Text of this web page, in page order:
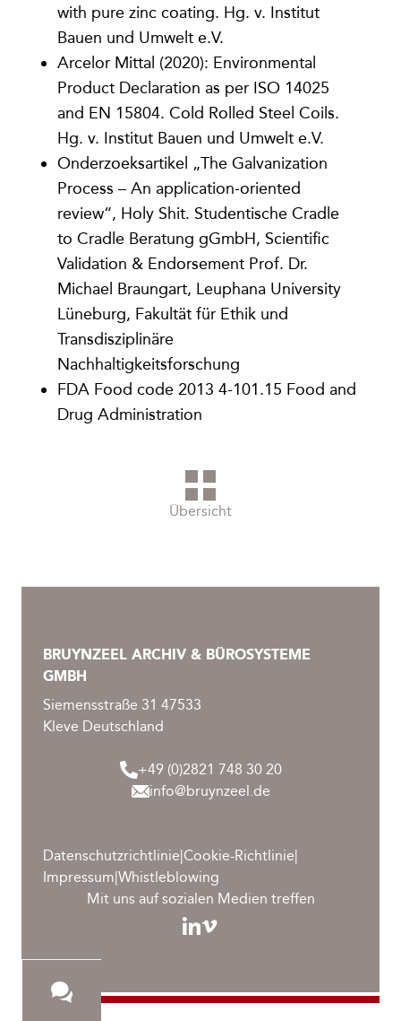
with pure zinc coating. Hg. v. Institut
Bauen und Umwelt e.V.
Arcelor Mittal (2020): Environmental
Product Declaration as per ISO 14025
and EN 15804. Cold Rolled Steel Coils.
Hg. v. Institut Bauen und Umwelt e.V.
Onderzoeksartikel „The Galvanization
Process – An application-oriented
review“, Holy Shit. Studentische Cradle
to Cradle Beratung gGmbH, Scientific
Validation & Endorsement Prof. Dr.
Michael Braungart, Leuphana University
Lüneburg, Fakultät für Ethik und
Transdisziplinäre
Nachhaltigkeitsforschung
FDA Food code 2013 4-101.15 Food and
Drug Administration
Übersicht
BRUYNZEEL ARCHIV & BÜROSYSTEME
GMBH
Siemensstraße 31 47533
Kleve Deutschland
+49 (0)2821 748 30 20
info@bruynzeel.de
Datenschutzrichtlinie|Cookie-Richtlinie|
Impressum|Whistleblowing
Mit uns auf sozialen Medien treffen